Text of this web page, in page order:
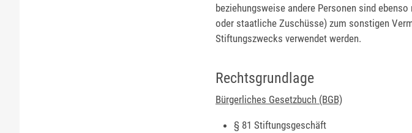
beziehungsweise andere Personen sind
oder staatliche Zuschüsse) zum sonstigen
Stiftungszwecks verwendet werden.
Rechtsgrundlage
Bürgerliches Gesetzbuch (BGB)
§ 81Stiftungsgeschäft